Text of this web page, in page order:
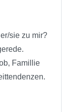
sie zu mir?
Famillie